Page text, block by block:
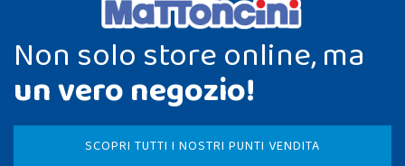
Non solo store online, ma
un vero negozio!
SCOPRI TUTTI I NOSTRI PUNTI VENDITA